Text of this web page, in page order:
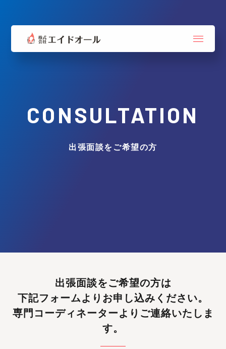
CONSULTATION
出張面談をご希望の方
出張面談をご希望の方は
下記フォームよりお申し込みください。
専門コーディネーターよりご連絡いたしま
す。